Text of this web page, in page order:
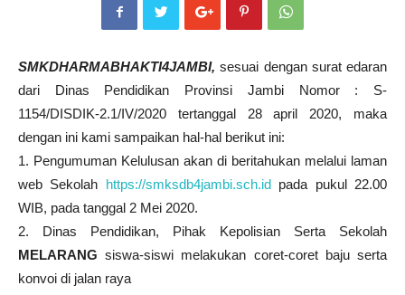
SMKDHARMABHAKTI4JAMBI,sesuai dengan surat edaran
dari Dinas Pendidikan Provinsi Jambi Nomor : S-
1154/DISDIK-2.1/IV/2020 tertanggal 28 april 2020, maka
dengan ini kami sampaikan hal-hal berikut ini:
1. Pengumuman Kelulusan akan di beritahukan melalui laman
web Sekolah https://smksdb4jambi.sch.idpada pukul 22.00
WIB, pada tanggal 2 Mei 2020.
2. Dinas Pendidikan, Pihak Kepolisian Serta Sekolah
MELARANGsiswa-siswi melakukan coret-coret baju serta
konvoi di jalan raya